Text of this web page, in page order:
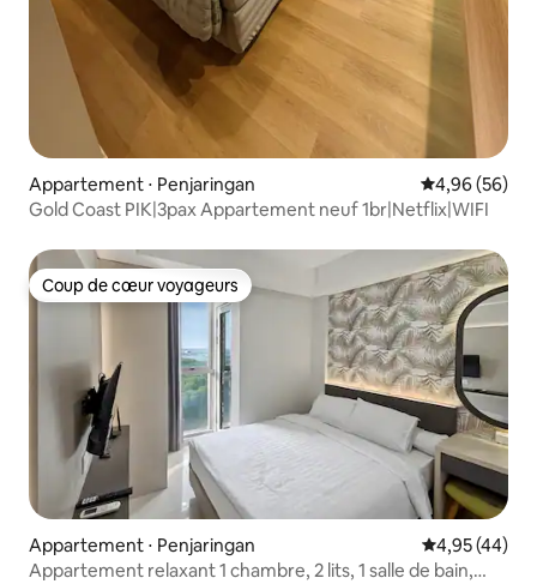
Appartement ⋅ Penjaringan Évaluation
4,96 (56)
Gold Coast PIK|3pax Appartement neuf 1br|Netflix|WIFI
Coup de cœur voyageurs
Coup de cœur voyageurs
Appartement ⋅ Penjaringan Évaluation
4,95 (44)
Appartement relaxant 1 chambre, 2 lits, 1 salle de bain,